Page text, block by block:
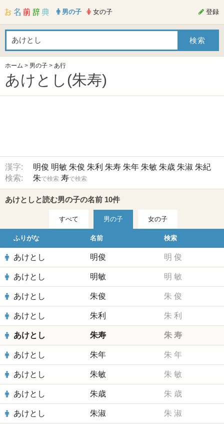
男の子 女の子 登録
ホーム > 男の子 > あ行
あけとし(朱寿)
漢字: 明俊 明敏 朱俊 朱利 朱寿 朱年 朱敏 朱歳 朱淑 朱紀
検索:
朱で検索 寿で検索
あけとしと読む男の子の名前 10件
すべて 男の子 女の子
ふりがな 名前 検索
あけとし 明俊 明 俊
あけとし 明敏 明 敏
あけとし 朱俊 朱 俊
あけとし 朱利 朱 利
あけとし 朱寿 朱 寿
あけとし 朱年 朱 年
あけとし 朱敏 朱 敏
あけとし 朱歳 朱 歳
あけとし 朱淑 朱 淑